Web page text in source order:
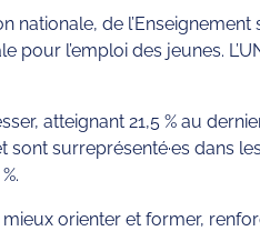
nationale, de
pour l’emploi des jeunes.
atteignant 21,5 % au
surreprésenté·es dans
orienter et former,